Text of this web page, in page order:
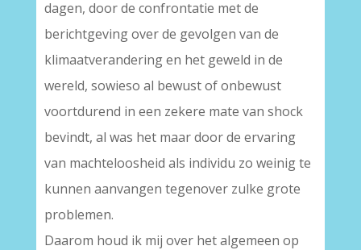
dagen, door de confrontatie met de
berichtgeving over de gevolgen van de
klimaatverandering en het geweld in de
wereld, sowieso al bewust of onbewust
voortdurend in een zekere mate van shock
bevindt, al was het maar door de ervaring
van machteloosheid als individu zo weinig te
kunnen aanvangen tegenover zulke grote
problemen.
Daarom houd ik mij over het algemeen op